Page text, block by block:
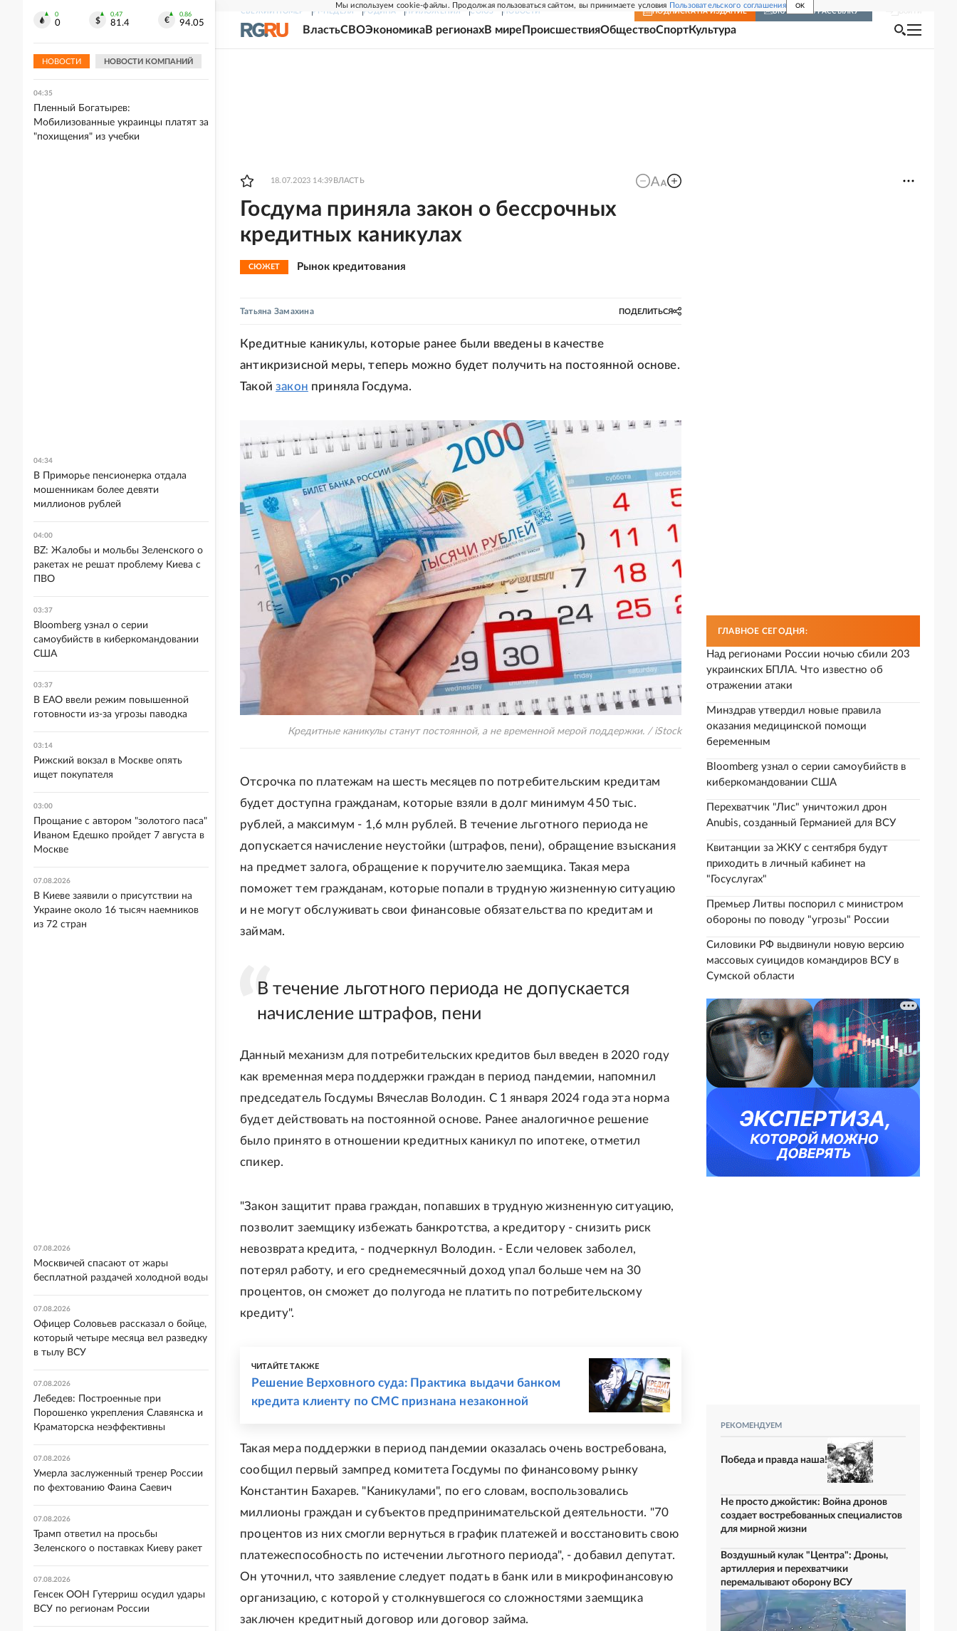
Мы используем cookie-файлы. Продолжая пользоваться сайтом, вы принимаете условия Пользовательского соглашения OK
СВЕЖИЙ НОМЕР РГ-НЕДЕЛЯ РОДИНА ПРИЛОЖЕНИЯ СОЮЗ НОВОСТИ ПОДПИСКА НА ИЗДАНИЕ ВКЛЮЧИТЬ РАССЫЛКУ
ВластьСВОЭкономикаВ регионахВ мире ПроисшествияОбществоСпортКультура
18.07.2023 14:39 ВЛАСТЬ
Госдума приняла закон о бессрочных
кредитных каникулах
СЮЖЕТ Рынок кредитования
Татьяна Замахина ПОДЕЛИТЬСЯ
Кредитные каникулы, которые ранее были введены в качестве
антикризисной меры, теперь можно будет получить на постоянной основе.
Такойзакон приняла Госдума.
Кредитные каникулы станут постоянной, а не временной мерой поддержки. / iStock
Отсрочка по платежам на шесть месяцев по потребительским кредитам
будет доступна гражданам, которые взяли в долг минимум 450 тыс.
рублей, а максимум - 1,6 млн рублей. В течение льготного периода не
допускается начисление неустойки (штрафов, пени), обращение взыскания
на предмет залога, обращение к поручителю заемщика. Такая мера
поможет тем гражданам, которые попали в трудную жизненную ситуацию
и не могут обслуживать свои финансовые обязательства по кредитам и
займам.
В течение льготного периода не допускается
начисление штрафов, пени
Данный механизм для потребительских кредитов был введен в 2020 году
как временная мера поддержки граждан в период пандемии, напомнил
председатель Госдумы Вячеслав Володин. С 1 января 2024 года эта норма
будет действовать на постоянной основе. Ранее аналогичное решение
было принято в отношении кредитных каникул по ипотеке, отметил
спикер.
"Закон защитит права граждан, попавших в трудную жизненную ситуацию,
позволит заемщику избежать банкротства, а кредитору - снизить риск
невозврата кредита, - подчеркнул Володин. - Если человек заболел,
потерял работу, и его среднемесячный доход упал больше чем на 30
процентов, он сможет до полугода не платить по потребительскому
кредиту".
ЧИТАЙТЕ ТАКЖЕ
Решение Верховного суда: Практика выдачи банком
кредита клиенту по СМС признана незаконной
Такая мера поддержки в период пандемии оказалась очень востребована,
сообщил первый зампред комитета Госдумы по финансовому рынку
Константин Бахарев. "Каникулами", по его словам, воспользовались
миллионы граждан и субъектов предпринимательской деятельности. "70
процентов из них смогли вернуться в график платежей и восстановить свою
платежеспособность по истечении льготного периода", - добавил депутат.
Он уточнил, что заявление следует подать в банк или в микрофинансовую
организацию, с которой у столкнувшегося со сложностями заемщика
заключен кредитный договор или договор займа.
ГЛАВНОЕ СЕГОДНЯ:
Над регионами России ночью сбили 203
украинских БПЛА. Что известно об
отражении атаки
Минздрав утвердил новые правила
оказания медицинской помощи
беременным
Bloomberg узнал о серии самоубийств в
киберкомандовании США
Перехватчик "Лис" уничтожил дрон
Anubis, созданный Германией для ВСУ
Квитанции за ЖКУ с сентября будут
приходить в личный кабинет на
"Госуслугах"
Премьер Литвы поспорил с министром
обороны по поводу "угрозы" России
Силовики РФ выдвинули новую версию
массовых суицидов командиров ВСУ в
Сумской области
РЕКОМЕНДУЕМ
Победа и правда наша!
Не просто джойстик: Война дронов
создает востребованных специалистов
для мирной жизни
Воздушный кулак "Центра": Дроны,
артиллерия и перехватчики
перемалывают оборону ВСУ
0
0
0.47
81.4
0.86
94.05
НОВОСТИ НОВОСТИ КОМПАНИЙ
04:36
700 млн
04:35
Пленный Богатырев:
Мобилизованные украинцы платят за
"похищения" из учебки
04:34
В Приморье пенсионерка отдала
мошенникам более девяти
миллионов рублей
04:00
BZ: Жалобы и мольбы Зеленского о
ракетах не решат проблему Киева с
ПВО
03:37
Bloomberg узнал о серии
самоубийств в киберкомандовании
США
03:37
В ЕАО ввели режим повышенной
готовности из-за угрозы паводка
03:14
Рижский вокзал в Москве опять
ищет покупателя
03:00
Прощание с автором "золотого паса"
Иваном Едешко пройдет 7 августа в
Москве
07.08.2026
В Киеве заявили о присутствии на
Украине около 16 тысяч наемников
из 72 стран
07.08.2026
Москвичей спасают от жары
бесплатной раздачей холодной воды
07.08.2026
Офицер Соловьев рассказал о бойце,
который четыре месяца вел разведку
в тылу ВСУ
07.08.2026
Лебедев: Построенные при
Порошенко укрепления Славянска и
Краматорска неэффективны
07.08.2026
Умерла заслуженный тренер России
по фехтованию Фаина Саевич
07.08.2026
Трамп ответил на просьбы
Зеленского о поставках Киеву ракет
07.08.2026
Генсек ООН Гутерриш осудил удары
ВСУ по регионам России